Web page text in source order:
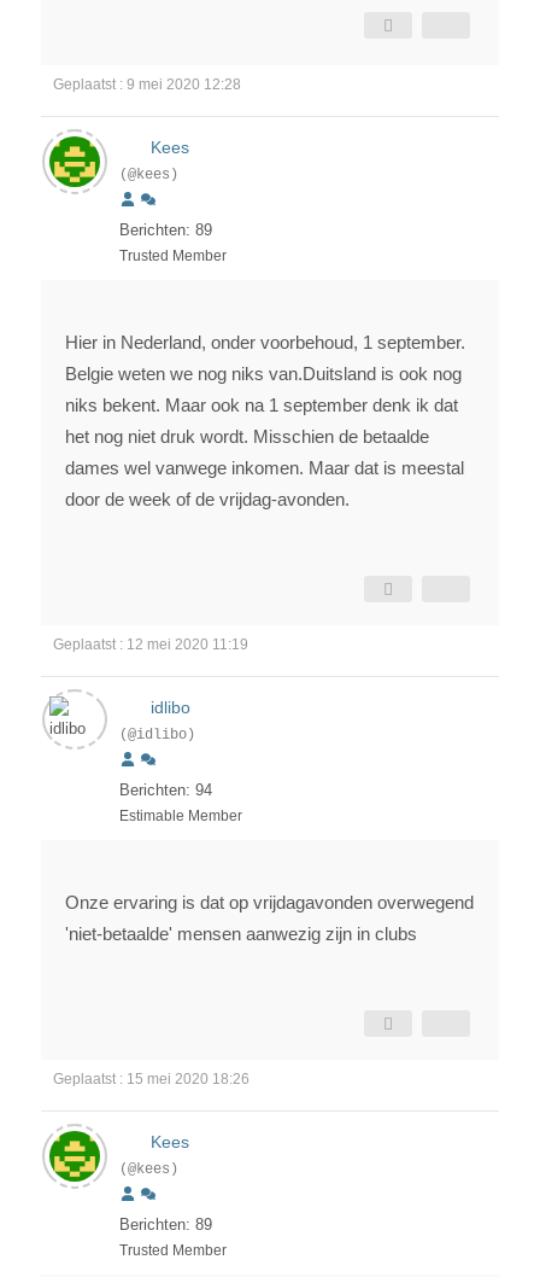
Geplaatst : 9 mei 2020 12:28
Kees
(@kees)
Berichten: 89
Trusted Member
Hier in Nederland, onder voorbehoud, 1 september.
Belgie weten we nog niks van.Duitsland is ook nog
niks bekent. Maar ook na 1 september denk ik dat
het nog niet druk wordt. Misschien de betaalde
dames wel vanwege inkomen. Maar dat is meestal
door de week of de vrijdag-avonden.
Geplaatst : 12 mei 2020 11:19
idlibo
(@idlibo)
Berichten: 94
Estimable Member
Onze ervaring is dat op vrijdagavonden overwegend
'niet-betaalde' mensen aanwezig zijn in clubs
Geplaatst : 15 mei 2020 18:26
Kees
(@kees)
Berichten: 89
Trusted Member